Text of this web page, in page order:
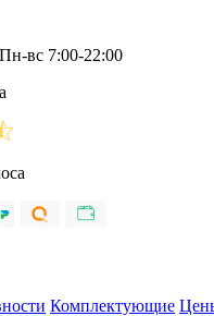
вс 7:00-22:00
Комплектующие